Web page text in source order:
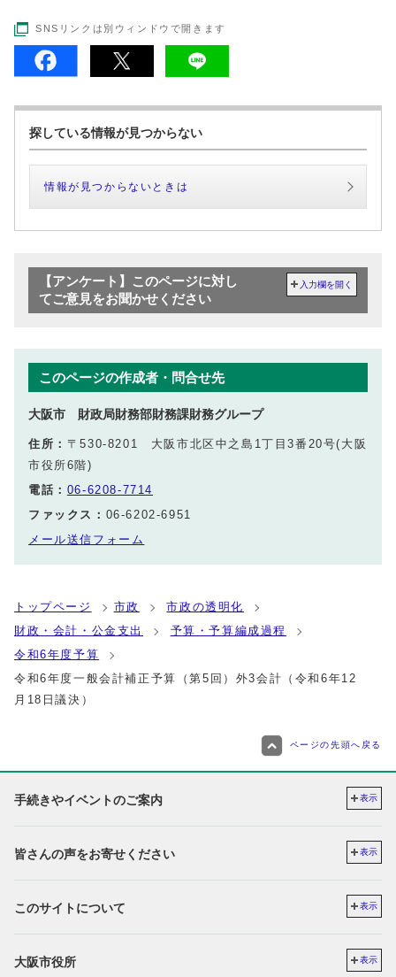
SNSリンクは別ウィンドウで開きます
探している情報が見つからない
情報が見つからないときは
【アンケート】このページに対し
てご意見をお聞かせください
入力欄を開く
このページの作成者・問合せ先
大阪市 財政局財務部財務課財務グループ
住所： 〒530-8201 大阪市北区中之島1丁目3番20号(大阪
市役所6階)
電話： 06-6208-7714
ファックス： 06-6202-6951
メール送信フォーム
トップページ 市政
市政の透明化
財政・会計・公金支出
予算・予算編成過程
令和6年度予算
令和6年度一般会計補正予算（第5回）外3会計（令和6年12
月18日議決）
ページの先頭へ戻る
手続きやイベントのご案内 表示
皆さんの声をお寄せください 表示
このサイトについて 表示
大阪市役所 表示